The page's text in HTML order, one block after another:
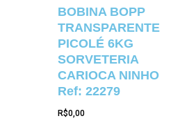
BOBINA BOPP
TRANSPARENTE
PICOLÉ 6KG
SORVETERIA
CARIOCA NINHO
Ref: 22279
R$0,00